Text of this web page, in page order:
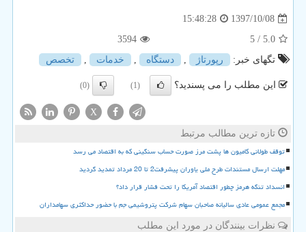
1397/10/08
15:48:28
5.0
/ 5
3594
تگهای خبر:
رپورتاژ , دستگاه , خدمات , تخصص
این مطلب را می پسندید؟ (1)
(0)
X
تازه ترین مطالب مرتبط
توقف طولانی کامیون ها پشت مرز صورت حساب سنگینی که به اقتصاد می رسد
مهلت ارسال مستندات طرح ملی یاوران پیشرفت2 تا 20 مرداد تمدید گردید
انسداد تنگه هرمز چطور اقتصاد آمریکا را تحت فشار قرار داد؟
مجمع عمومی عادی سالیانه صاحبان سهام شرکت پتروشیمی جم با حضور حداکثری سهامداران
نظرات بینندگان در مورد این مطلب